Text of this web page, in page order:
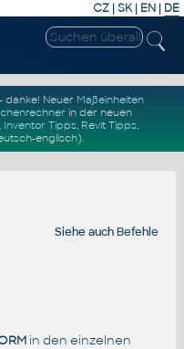
CZ | SK| EN | DE
danke! Neuer Maßeinheiten
in der neuen
, Inventor Tipps, Revit Tipps,
englisch).
Siehe auchBefehle
in den einzelnen